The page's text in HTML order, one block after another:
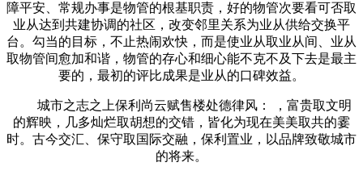
障平安、常规办事是物管的根基职责，好的物管次要看可否取
业从达到共建协调的社区，改变邻里关系为业从供给交换平
台。勾当的目标，不止热闹欢快，而是使业从取业从间、业从
取物管间愈加和谐，物管的存心和细心能不克不及下去是最主
要的，最初的评比成果是业从的口碑效益。
城市之志之上保利尚云赋售楼处德律风： ，富贵取文明
的辉映，几多灿烂取胡想的交错，皆化为现在美美取共的霎
时。古今交汇、保守取国际交融，保利置业，以品牌致敬城市
的将来。